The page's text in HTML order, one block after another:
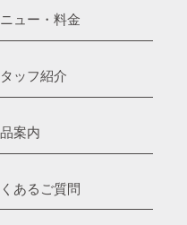
ュー・料金
ッフ紹介
案内
あるご質問